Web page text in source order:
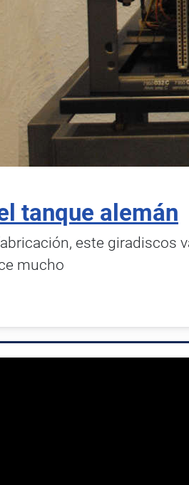
tanque alemán
este giradiscos
mucho